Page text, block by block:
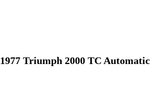
1977 Triumph 2000 TC Automatic